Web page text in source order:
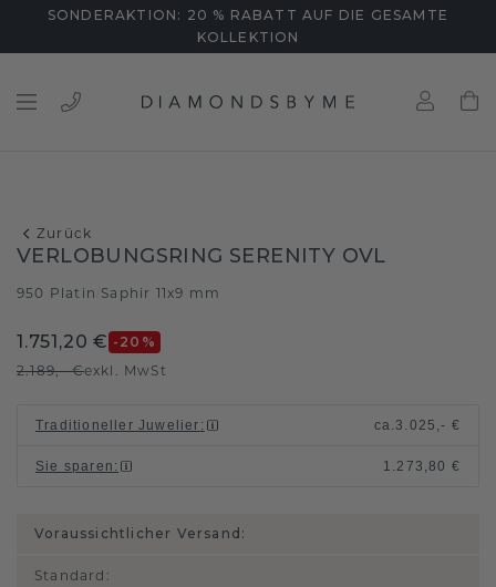
SONDERAKTION: 20 % RABATT AUF DIE GESAMTE
KOLLEKTION
Zurück
VERLOBUNGSRING SERENITY OVL
950 Platin Saphir 11x9 mm
1.751,20 € -20 %
2.189,- €exkl. MwSt
Traditioneller Juwelier : ca.3.025,- €
Sie sparen : 1.273,80 €
Voraussichtlicher Versand:
Standard :